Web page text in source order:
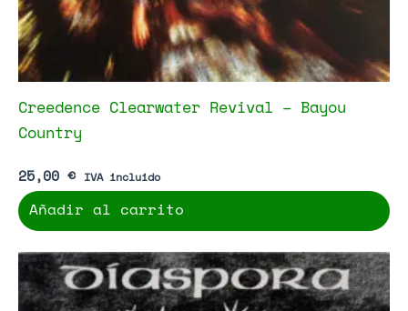
Creedence Clearwater Revival – Bayou
Country
25,00 € IVA incluido
Añadir al carrito